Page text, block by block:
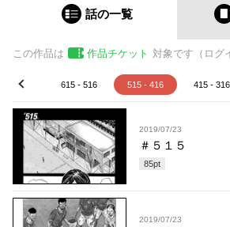
話の一覧
この作品は 作品チケット 対象です（ログ
- 616 615 - 516 515 - 416 415 - 316
prev
2019/07/23
＃５１５
85pt
2019/07/23